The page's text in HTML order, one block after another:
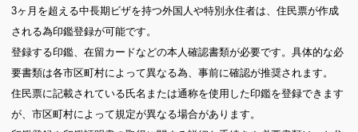
3ヶ月を超える中長期ビザを持つ外国人や特別永住者は、住民票が作成
される為印鑑登録が可能です。
登録する印鑑、在留カードなどの本人確認書類が必要です。具体的な必
要書類は各市区町村によって異なる為、事前に確認が推奨されます。
住民票に記載されている氏名または通称を使用した印鑑を登録できます
が、市区町村によって規定が異なる場合があります。